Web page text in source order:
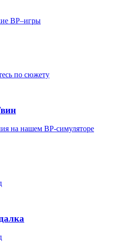
ВР–игры
по сюжету
на нашем ВР-симуляторе